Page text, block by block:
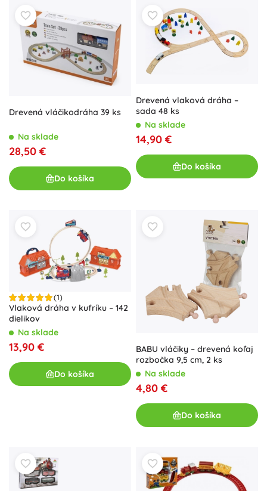
Drevená vláčikodráha 39 ks
Na sklade
28,50 €
Do košíka
Drevená vlaková dráha –
sada 48 ks
Na sklade
14,90 €
Do košíka
(1)
Vlaková dráha v kufríku – 142
dielikov
Na sklade
13,90 €
Do košíka
BABU vláčiky – drevená koľaj
rozbočka 9,5 cm, 2 ks
Na sklade
4,80 €
Do košíka